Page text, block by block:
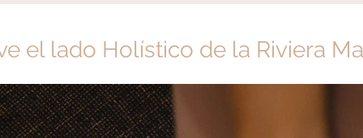
el lado Holístico de la Riviera